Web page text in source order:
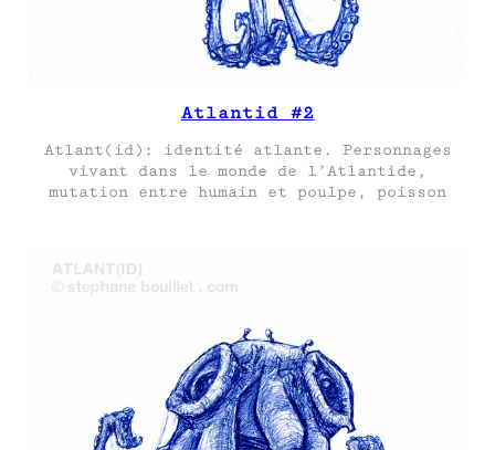
Atlantid #2
Atlant(id): identité atlante. Personnages
vivant dans le monde de l’Atlantide,
mutation entre humain et poulpe, poisson